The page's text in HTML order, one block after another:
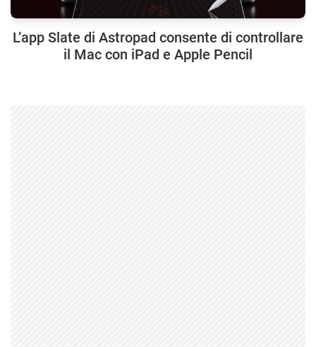
L’app Slate di Astropad consente di controllare
il Mac con iPad e Apple Pencil